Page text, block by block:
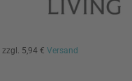
zzgl. 5,94 € Versand